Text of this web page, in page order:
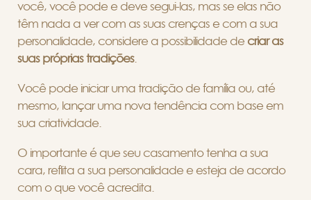
você, você pode e deve segui-las, mas se elas não
têm nada a ver com as suas crenças e com a sua
personalidade, considere a possibilidade de criar as
suas próprias tradições.
Você pode iniciar uma tradição de família ou, até
mesmo, lançar uma nova tendência com base em
sua criatividade.
O importante é que seu casamento tenha a sua
cara, reflita a sua personalidade e esteja de acordo
com o que você acredita.